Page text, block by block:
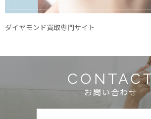
ダイヤモンド買取専門サイト
お問い合わせ